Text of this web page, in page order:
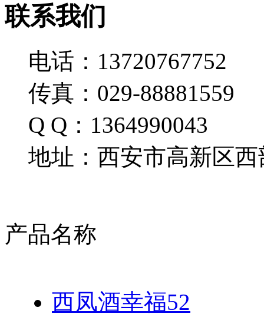
联系我们
电话：13720767752
传真：029-88881559
Q Q：1364990043
地址：西安市高新区西
产品名称
西凤酒幸福52